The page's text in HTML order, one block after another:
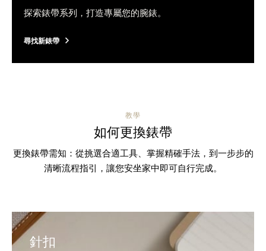
探索錶帶系列，打造專屬您的腕錶。
尋找新錶帶
教學
如何更換錶帶
更換錶帶需知：從挑選合適工具、掌握精確手法，到一步步的
清晰流程指引，讓您安坐家中即可自行完成。
針扣